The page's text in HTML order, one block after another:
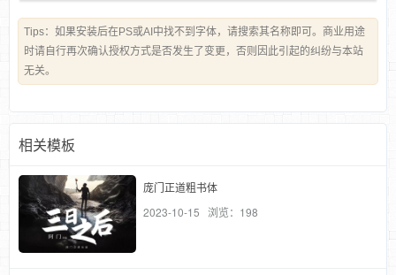
Tips：如果安装后在PS或AI中找不到字体，请搜索其名称即可。商业用途
时请自行再次确认授权方式是否发生了变更，否则因此引起的纠纷与本站
无关。
相关模板
庞门正道粗书体
2023-10-15 浏览：198